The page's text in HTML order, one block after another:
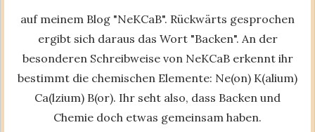
auf meinem Blog "NeKCaB". Rückwärts gesprochen
ergibt sich daraus das Wort "Backen". An der
besonderen Schreibweise von NeKCaB erkennt ihr
bestimmt die chemischen Elemente: Ne(on) K(alium)
Ca(lzium) B(or). Ihr seht also, dass Backen und
Chemie doch etwas gemeinsam haben.